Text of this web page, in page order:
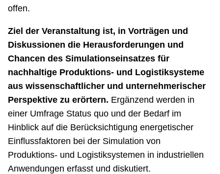
offen.
Ziel der Veranstaltung ist, in Vorträgen und
Diskussionen die Herausforderungen und
Chancen des Simulationseinsatzes für
nachhaltige Produktions- und Logistiksysteme
aus wissenschaftlicher und unternehmerischer
Perspektive zu erörtern. Ergänzend werden in
einer Umfrage Status quo und der Bedarf im
Hinblick auf die Berücksichtigung energetischer
Einflussfaktoren bei der Simulation von
Produktions- und Logistiksystemen in industriellen
Anwendungen erfasst und diskutiert.